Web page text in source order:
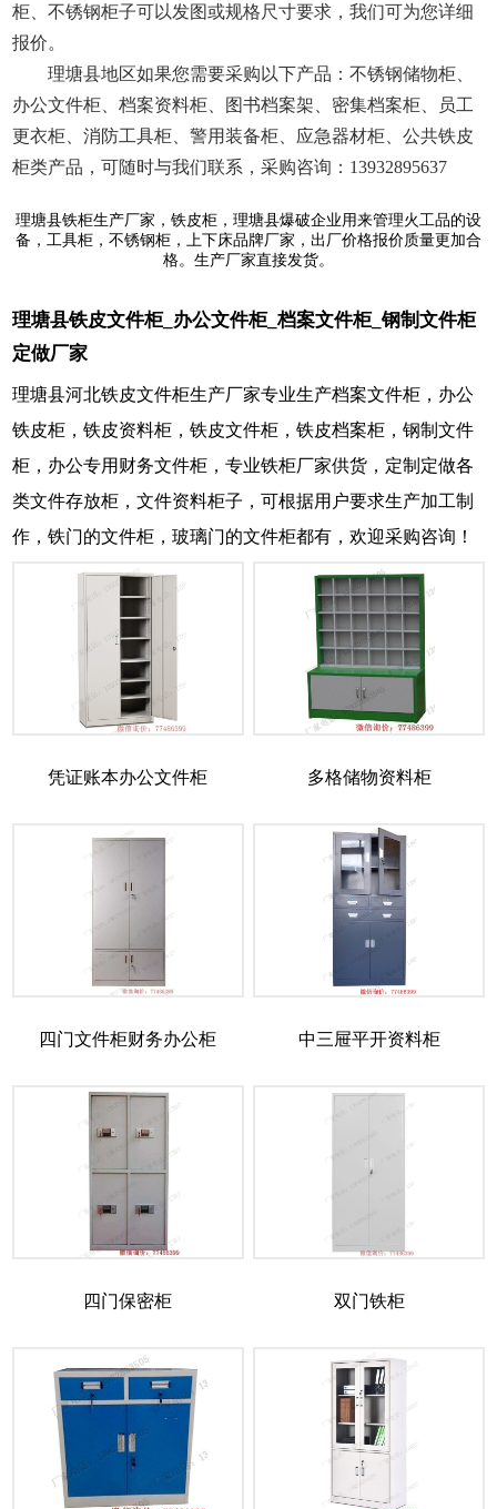
柜、不锈钢柜子可以发图或规格尺寸要求，我们可为您详细
报价。
理塘县地区如果您需要采购以下产品：不锈钢储物柜、
办公文件柜、档案资料柜、图书档案架、密集档案柜、员工
更衣柜、消防工具柜、警用装备柜、应急器材柜、公共铁皮
柜类产品，可随时与我们联系，采购咨询：13932895637
理塘县铁柜生产厂家，铁皮柜，理塘县爆破企业用来管理火工品的设
备，工具柜，不锈钢柜，上下床品牌厂家，出厂价格报价质量更加合
格。生产厂家直接发货。
理塘县铁皮文件柜_办公文件柜_档案文件柜_钢制文件柜
定做厂家
理塘县河北铁皮文件柜生产厂家专业生产档案文件柜，办公
铁皮柜，铁皮资料柜，铁皮文件柜，铁皮档案柜，钢制文件
柜，办公专用财务文件柜，专业铁柜厂家供货，定制定做各
类文件存放柜，文件资料柜子，可根据用户要求生产加工制
作，铁门的文件柜，玻璃门的文件柜都有，欢迎采购咨询！
凭证账本办公文件柜 多格储物资料柜
四门文件柜财务办公柜 中三屉平开资料柜
四门保密柜 双门铁柜